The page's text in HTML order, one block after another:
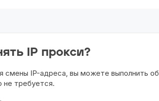
IP прокси?
смены IP-адреса, вы можете выполнить
не требуется.